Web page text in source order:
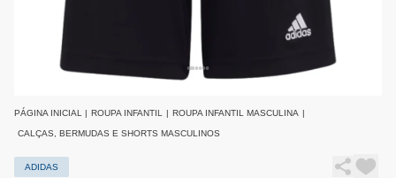
PÁGINA INICIAL | ROUPA INFANTIL | ROUPA INFANTIL MASCULINA |
CALÇAS, BERMUDAS E SHORTS MASCULINOS
ADIDAS